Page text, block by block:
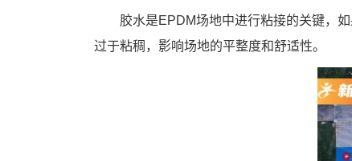
胶水是EPDM场地中进行粘接的关键，
过于粘稠，影响场地的平整度和舒适性。